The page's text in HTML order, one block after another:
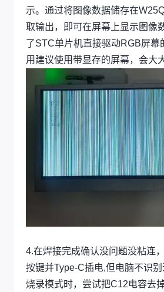
示。通过将图像数据储存在
取输出，即可在屏幕上显示图像
了STC单片机直接驱动RGB屏幕
用建议使用带显存的屏幕，会大
4.在焊接完成确认没问题没粘连
按键并Type-C插电,但电脑不识
烧录模式时，尝试把C12电容去